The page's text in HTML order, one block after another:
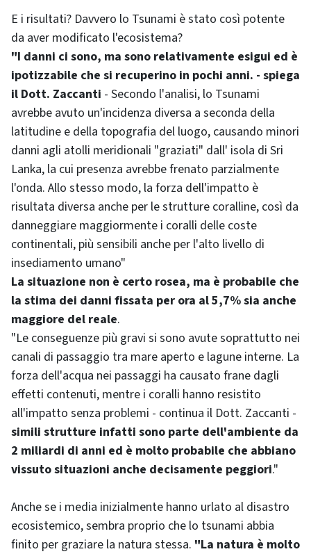
E i risultati? Davvero lo Tsunami è stato così potente
da aver modificato l'ecosistema?
"I danni ci sono, ma sono relativamente esigui ed è
ipotizzabile che si recuperino in pochi anni. - spiega
il Dott. Zaccanti - Secondo l'analisi, lo Tsunami
avrebbe avuto un'incidenza diversa a seconda della
latitudine e della topografia del luogo, causando minori
danni agli atolli meridionali "graziati" dall' isola di Sri
Lanka, la cui presenza avrebbe frenato parzialmente
l'onda. Allo stesso modo, la forza dell'impatto è
risultata diversa anche per le strutture coralline, così da
danneggiare maggiormente i coralli delle coste
continentali, più sensibili anche per l'alto livello di
insediamento umano"
La situazione non è certo rosea, ma è probabile che
la stima dei danni fissata per ora al 5,7% sia anche
maggiore del reale.
"Le conseguenze più gravi si sono avute soprattutto nei
canali di passaggio tra mare aperto e lagune interne. La
forza dell'acqua nei passaggi ha causato frane dagli
effetti contenuti, mentre i coralli hanno resistito
all'impatto senza problemi - continua il Dott. Zaccanti -
simili strutture infatti sono parte dell'ambiente da
2 miliardi di anni ed è molto probabile che abbiano
vissuto situazioni anche decisamente peggiori."
Anche se i media inizialmente hanno urlato al disastro
ecosistemico, sembra proprio che lo tsunami abbia
finito per graziare la natura stessa. "La natura è molto